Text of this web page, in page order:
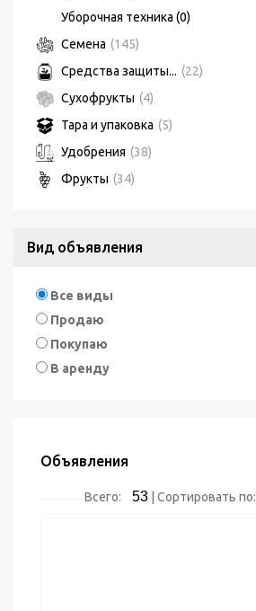
Уборочная техника (0)
Семена (145)
Средства защиты... (22)
Сухофрукты (4)
Тара и упаковка (5)
Удобрения (38)
Фрукты (34)
Вид объявления
Все виды
Продаю
Покупаю
В аренду
Объявления
Всего: 53 Сортировать по: